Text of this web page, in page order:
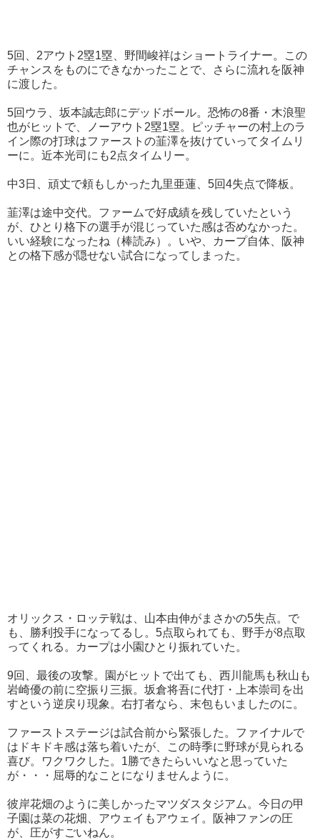
5回、2アウト2塁1塁、野間峻祥はショートライナー。この
チャンスをものにできなかったことで、さらに流れを阪神
に渡した。
5回ウラ、坂本誠志郎にデッドボール。恐怖の8番・木浪聖
也がヒットで、ノーアウト2塁1塁。ピッチャーの村上のラ
イン際の打球はファーストの韮澤を抜けていってタイムリ
ーに。近本光司にも2点タイムリー。
中3日、頑丈で頼もしかった九里亜蓮、5回4失点で降板。
韮澤は途中交代。ファームで好成績を残していたという
が、ひとり格下の選手が混じっていた感は否めなかった。
いい経験になったね（棒読み）。いや、カープ自体、阪神
との格下感が隠せない試合になってしまった。
オリックス・ロッテ戦は、山本由伸がまさかの5失点。で
も、勝利投手になってるし。5点取られても、野手が8点取
ってくれる。カープは小園ひとり振れていた。
9回、最後の攻撃。園がヒットで出ても、西川龍馬も秋山も
岩崎優の前に空振り三振。坂倉将吾に代打・上本崇司を出
すという逆戻り現象。右打者なら、末包もいましたのに。
ファーストステージは試合前から緊張した。ファイナルで
はドキドキ感は落ち着いたが、この時季に野球が見られる
喜び。ワクワクした。1勝できたらいいなと思っていた
が・・・屈辱的なことになりませんように。
彼岸花畑のように美しかったマツダスタジアム。今日の甲
子園は菜の花畑、アウェイもアウェイ。阪神ファンの圧
が、圧がすごいねん。